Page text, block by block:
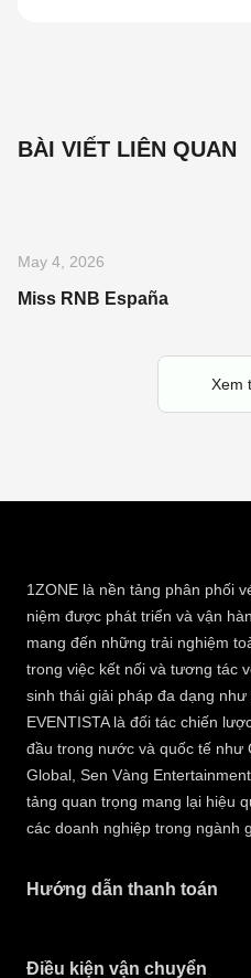
BÀI VIẾT LIÊN QUAN
May 4, 2026
Miss RNB España
Xem
1ZONE là nền tảng phân phối
niệm được phát triển và vận
mang đến những trải nghiệm
trong việc kết nối và tương tác
sinh thái giải pháp đa dạng
EVENTISTA là đối tác chiến
đầu trong nước và quốc tế như
Global, Sen Vàng
tảng quan trọng mang lại hiệu
các doanh nghiệp trong ngành
Hướng dẫn thanh toán
Điều kiện vận chuyển